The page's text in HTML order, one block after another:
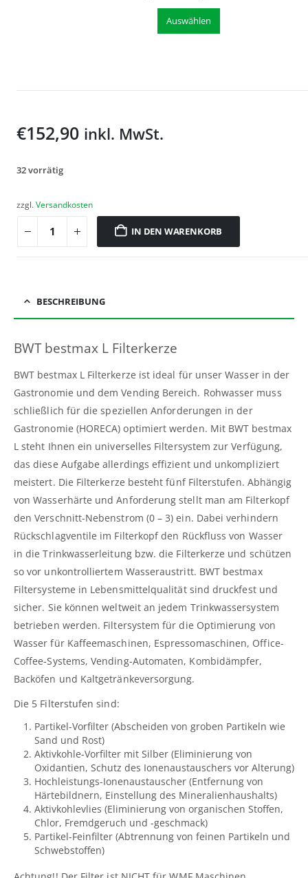
Auswählen
€152,90 inkl. MwSt.
32 vorrätig
zzgl. Versandkosten
IN DEN WARENKORB
BESCHREIBUNG
BWT bestmax L Filterkerze
BWT bestmax L Filterkerze ist ideal für unser Wasser in der
Gastronomie und dem Vending Bereich. Rohwasser muss
schließlich für die speziellen Anforderungen in der
Gastronomie (HORECA) optimiert werden. Mit BWT bestmax
L steht Ihnen ein universelles Filtersystem zur Verfügung,
das diese Aufgabe allerdings effizient und unkompliziert
meistert. Die Filterkerze besteht fünf Filterstufen. Abhängig
von Wasserhärte und Anforderung stellt man am Filterkopf
den Verschnitt-Nebenstrom (0 – 3) ein. Dabei verhindern
Rückschlagventile im Filterkopf den Rückfluss von Wasser
in die Trinkwasserleitung bzw. die Filterkerze und schützen
so vor unkontrolliertem Wasseraustritt. BWT bestmax
Filtersysteme in Lebensmittelqualität sind druckfest und
sicher. Sie können weltweit an jedem Trinkwassersystem
betrieben werden. Filtersystem für die Optimierung von
Wasser für Kaffeemaschinen, Espressomaschinen, Office-
Coffee-Systems, Vending-Automaten, Kombidämpfer,
Backöfen und Kaltgetränkeversorgung.
Die 5 Filterstufen sind:
Partikel-Vorfilter (Abscheiden von groben Partikeln wie
Sand und Rost)
Aktivkohle-Vorfilter mit Silber (Eliminierung von
Oxidantien, Schutz des Ionenaustauschers vor Alterung)
Hochleistungs-Ionenaustauscher (Entfernung von
Härtebildnern, Einstellung des Mineralienhaushalts)
Aktivkohlevlies (Eliminierung von organischen Stoffen,
Chlor, Fremdgeruch und -geschmack)
Partikel-Feinfilter (Abtrennung von feinen Partikeln und
Schwebstoffen)